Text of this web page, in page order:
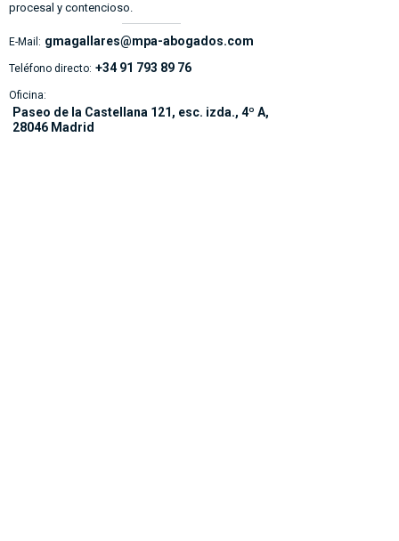
procesal y contencioso.
E-Mail: gmagallares@mpa-abogados.com
Teléfono directo: +34 91 793 89 76
Oficina:
Paseo de la Castellana 121, esc. izda., 4º A,
28046 Madrid